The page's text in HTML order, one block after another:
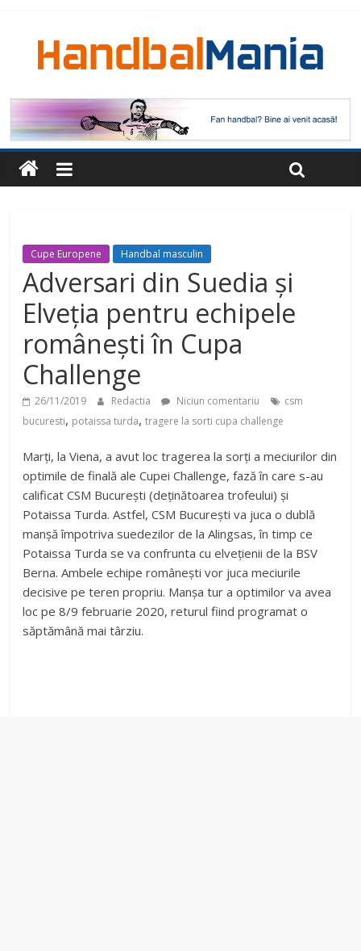
Cupe Europene Handbal masculin
Adversari din Suedia și
Elveția pentru echipele
românești în Cupa
Challenge
26/11/2019 Redactia Niciun comentariu
csm
bucuresti, potaissa turda,tragere la sorti cupa challenge
Marți, la Viena, a avut loc tragerea la sorți a meciurilor din
optimile de finală ale Cupei Challenge, fază în care s-au
calificat CSM București (deținătoarea trofeului) și
Potaissa Turda. Astfel, CSM București va juca o dublă
manșă împotriva suedezilor de la Alingsas, în timp ce
Potaissa Turda se va confrunta cu elvețienii de la BSV
Berna. Ambele echipe românești vor juca meciurile
decisive pe teren propriu. Manșa tur a optimilor va avea
loc pe 8/9 februarie 2020, returul fiind programat o
săptămână mai târziu.